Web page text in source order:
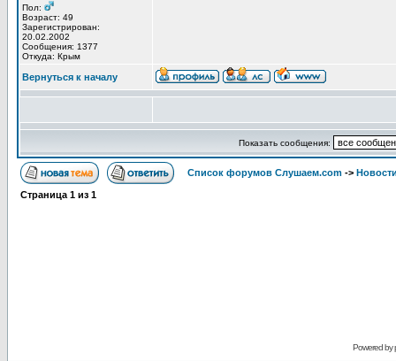
Пол:
Возраст: 49
Зарегистрирован:
20.02.2002
Сообщения: 1377
Откуда: Крым
Вернуться к началу
Показать сообщения:
Список форумов Слушаем.com ->
Страница 1 из 1
Powered by